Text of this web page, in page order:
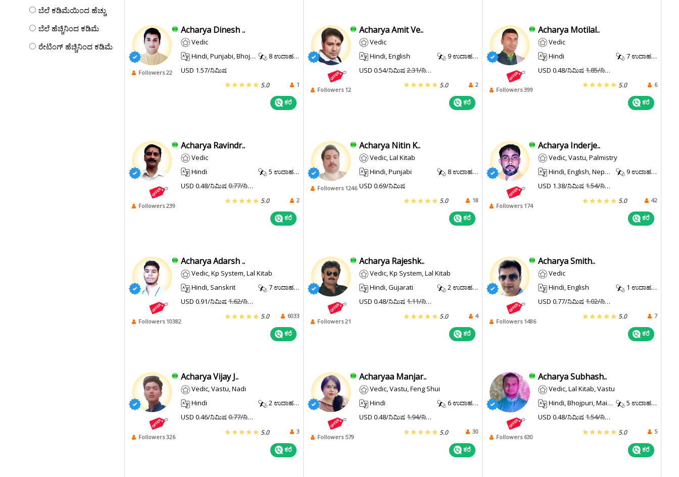
ಬೆಲೆ ಕಡಿಮೆಯಿಂದ ಹೆಚ್ಚು
ಬೆಲೆ ಹೆಚ್ಚಿನಿಂದ ಕಡಿಮೆ
ರೇಟಿಂಗ್ ಹೆಚ್ಚಿನಿಂದ ಕಡಿಮೆ
Followers 22
Acharya Dinesh ..
Vedic
Hindi, Punjabi, Bhojpuri, Maithili
8 ಉದಾಹರಣೆ.
USD 1.57/ನಿಮಿಷ
5.0 1
ಕರೆ
Followers 12
Acharya Amit Ve..
Vedic
Hindi, English
9 ಉದಾಹರಣೆ.
USD 0.54/ನಿಮಿಷ2.31/ನಿಮಿಷ
5.0 2
ಕರೆ
Followers 399
Acharya Motilal..
Vedic
Hindi
7 ಉದಾಹರಣೆ.
USD 0.48/ನಿಮಿಷ1.85/ನಿಮಿಷ
5.0 6
ಕರೆ
Followers 239
Acharya Ravindr..
Vedic
Hindi
5 ಉದಾಹರಣೆ.
USD 0.48/ನಿಮಿಷ0.77/ನಿಮಿಷ
5.0 2
ಕರೆ
Followers 1246
Acharya Nitin K..
Vedic, Lal Kitab
Hindi, Punjabi
8 ಉದಾಹರಣೆ.
USD 0.69/ನಿಮಿಷ
5.0 18
ಕರೆ
Followers 174
Acharya Inderje..
Vedic, Vastu, Palmistry
Hindi, English, Nepali, Maithili, Sanskrit
9 ಉದಾಹರಣೆ.
USD 1.38/ನಿಮಿಷ1.54/ನಿಮಿಷ
5.0 42
ಕರೆ
Followers 10382
Acharya Adarsh ..
Vedic, Kp System, Lal Kitab
Hindi, Sanskrit
7 ಉದಾಹರಣೆ.
USD 0.91/ನಿಮಿಷ1.62/ನಿಮಿಷ
5.0 6033
ಕರೆ
Followers 21
Acharya Rajeshk..
Vedic, Kp System, Lal Kitab
Hindi, Gujarati
2 ಉದಾಹರಣೆ.
USD 0.48/ನಿಮಿಷ1.11/ನಿಮಿಷ
5.0 4
ಕರೆ
Followers 1486
Acharya Smith..
Vedic
Hindi, English
1 ಉದಾಹರಣೆ.
USD 0.77/ನಿಮಿಷ1.02/ನಿಮಿಷ
5.0 7
ಕರೆ
Followers 326
Acharya Vijay J..
Vedic, Vastu, Nadi
Hindi
2 ಉದಾಹರಣೆ.
USD 0.46/ನಿಮಿಷ0.77/ನಿಮಿಷ
5.0 3
ಕರೆ
Followers 579
Acharyaa Manjar..
Vedic, Vastu, Feng Shui
Hindi
6 ಉದಾಹರಣೆ.
USD 0.48/ನಿಮಿಷ1.94/ನಿಮಿಷ
5.0 30
ಕರೆ
Followers 630
Acharya Subhash..
Vedic, Lal Kitab, Vastu
Hindi, Bhojpuri, Maithili
5 ಉದಾಹರಣೆ.
USD 0.48/ನಿಮಿಷ1.54/ನಿಮಿಷ
5.0 5
ಕರೆ